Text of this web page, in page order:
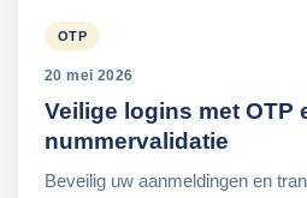
OTP
20 mei 2026
Veilige logins met OTP
nummervalidatie
Beveilig uw aanmeldingen en